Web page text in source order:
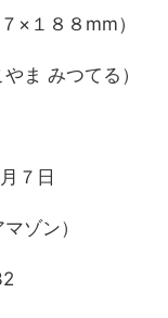
×１８８mm）
ま みつてる）
７日
ゾン）